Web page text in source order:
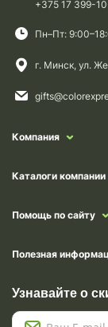
+375 17 399-
Пн–Пт:
г. Минск, ул.
Компания
Каталоги компании
Помощь по сайту
Полезная
Узнавайте о